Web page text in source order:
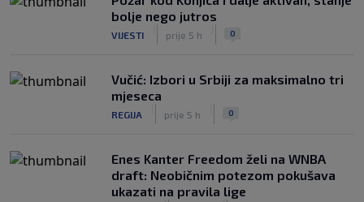
bolje nego jutros
VIJESTI prije 5 h 0
Vučić: Izbori u Srbiji za maksimalno tri
mjeseca
REGIJA prije 5 h 0
Enes Kanter Freedom želi na WNBA
draft: Neobičnim potezom pokušava
ukazati na pravila lige